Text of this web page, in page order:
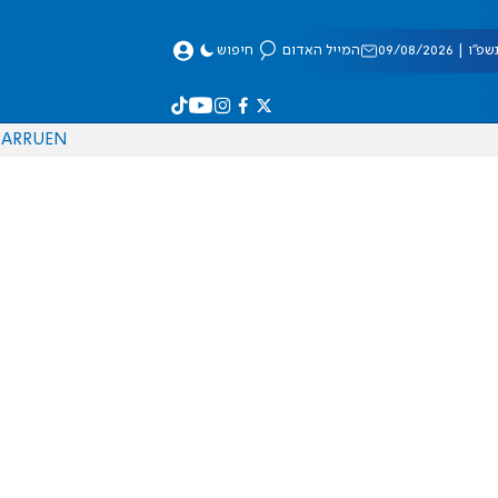
08/2026 המייל האדום חיפוש
EN
RU
AR